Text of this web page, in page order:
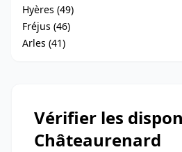
Hyères (49)
Fréjus (46)
Arles (41)
Vérifier les
Châteaurenard